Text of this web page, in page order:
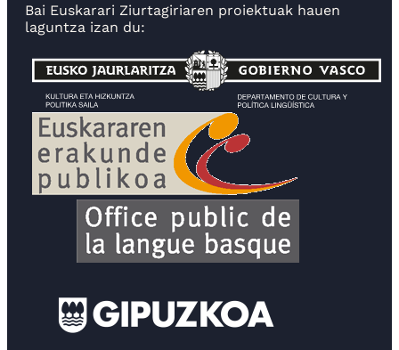
Bai Euskarari Ziurtagiriaren proiektuak hauen
laguntza izan du: